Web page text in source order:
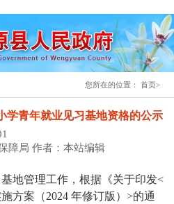
您所在的位置：首页>
学青年就业见习基地资格的公示
障局 作者：本站编辑
管理工作，根据《关于印发<
方案（2024 年修订版）>的通